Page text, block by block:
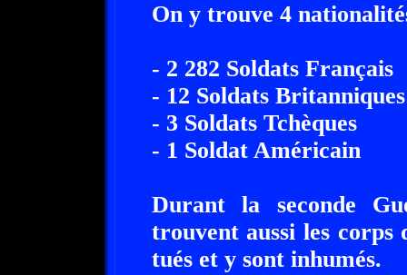
On y trouve 4
- 2 282 Soldats Français
- 12 Soldats Britanniques
- 3 Soldats Tchèques
- 1 Soldat Américain
Durant la seconde
trouvent aussi les corps
tués et y sont inhumés.